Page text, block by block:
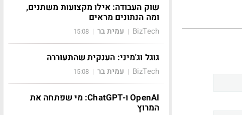
שוק העבודה: אילו מקצועות משתנים,
ומה הנתונים מראים
BizTech
| עמית בר |
15:08
גוגל וג'מיני: הענקית שהתעוררה
BizTech
| עמית בר |
15:08
OpenAI ו-ChatGPT: מי שפתחה את
המרוץ